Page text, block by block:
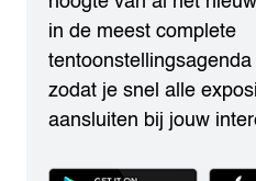
in de meest complete
zodat je snel alle
aansluiten bij jouw